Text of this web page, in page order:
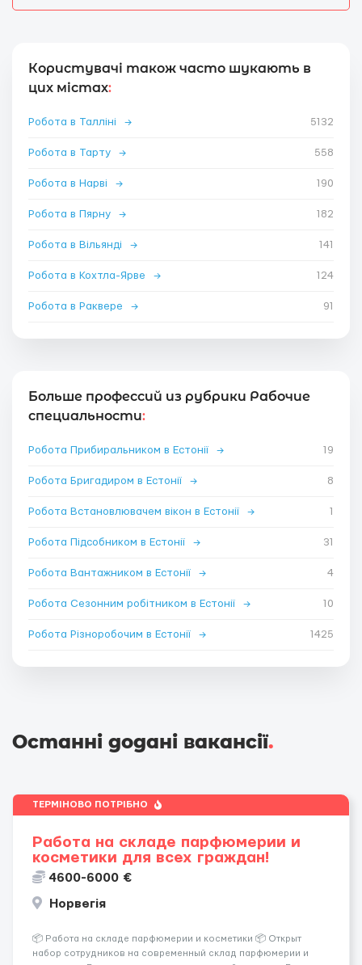
Користувачі також часто шукають в
цих містах:
Робота в Талліні → 5132
Робота в Тарту → 558
Робота в Нарві → 190
Робота в Пярну → 182
Робота в Вільянді → 141
Робота в Кохтла-Ярве → 124
Робота в Раквере → 91
Больше профессий из рубрики Рабочие
специальности:
Робота Прибиральником в Естонії → 19
Робота Бригадиром в Естонії → 8
Робота Встановлювачем вікон в Естонії → 1
Робота Підсобником в Естонії → 31
Робота Вантажником в Естонії → 4
Робота Сезонним робітником в Естонії → 10
Робота Різноробочим в Естонії → 1425
Останні додані вакансії.
ТЕРМІНОВО ПОТРІБНО
Работа на складе парфюмерии и
косметики для всех граждан!
4600-6000 €
Норвегія
📦 Работа на складе парфюмерии и косметики 📦 Открыт
набор сотрудников на современный склад парфюмерии и